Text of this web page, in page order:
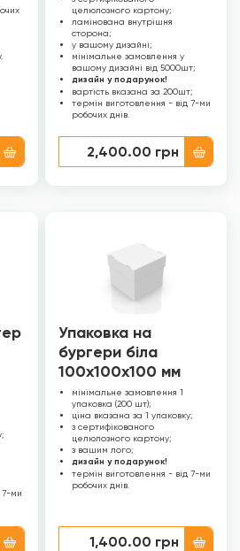
целюлозного картону;
ламінована внутрішня
сторона;
у вашому дизайні;
мінімальне замовлення у
вашому дизайні від 5000шт;
дизайн у подарунок!
вартість вказана за 200шт;
термін виготовлення - від 7-ми
робочих днів.
2,400.00 грн
7-ми
Упаковка на
бургери біла
100х100х100 мм
мінімальне замовлення 1
упаковка (200 шт);
ціна вказана за 1 упаковку;
з сертифікованого
целюлозного картону;
з вашим лого;
дизайн у подарунок!
термін виготовлення - від 7-ми
робочих днів.
1,400.00 грн